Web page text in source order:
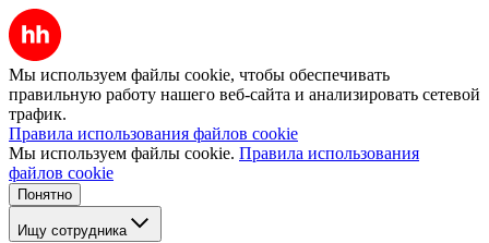
Мы используем файлы cookie, чтобы обеспечивать
правильную работу нашего веб-сайта и анализировать сетевой
трафик.
Правила использования файлов cookie
Мы используем файлы cookie. Правила использования
файлов cookie
Понятно
Ищу сотрудника